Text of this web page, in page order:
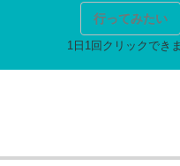
行ってみたい